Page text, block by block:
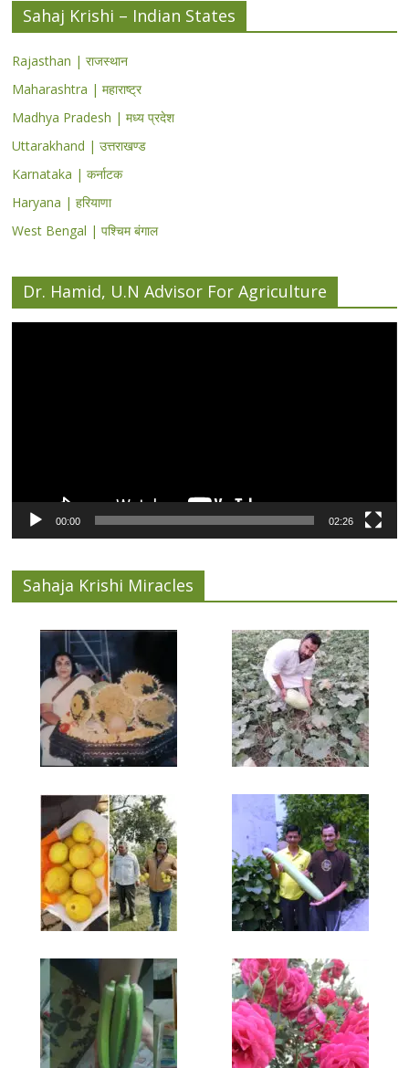
Sahaj Krishi – Indian States
Rajasthan | राजस्थान
Maharashtra | महाराष्ट्र
Madhya Pradesh | मध्य प्रदेश
Uttarakhand | उत्तराखण्ड
Karnataka | कर्नाटक
Haryana | हरियाणा
West Bengal | पश्चिम बंगाल
Dr. Hamid, U.N Advisor For Agriculture
00:00 02:26
Sahaja Krishi Miracles